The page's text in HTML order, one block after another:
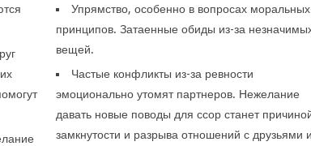
Упрямство, особенно в вопросах моральных
принципов. Затаенные обиды из-за
вещей.
Частые конфликты из-за ревности
эмоционально утомят партнеров. Нежелание
давать новые поводы для ссор станет
замкнутости и разрыва отношений с друзьями и